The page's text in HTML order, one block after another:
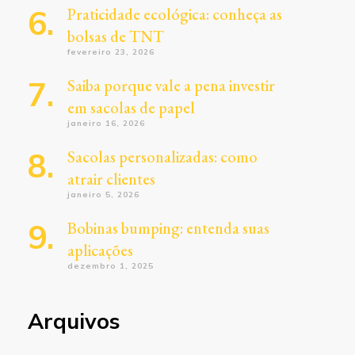
Praticidade ecológica: conheça as
bolsas de TNT
fevereiro 23, 2026
Saiba porque vale a pena investir
em sacolas de papel
janeiro 16, 2026
Sacolas personalizadas: como
atrair clientes
janeiro 5, 2026
Bobinas bumping: entenda suas
aplicações
dezembro 1, 2025
Arquivos